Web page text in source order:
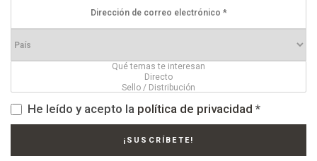
He leído y acepto la política de privacidad *